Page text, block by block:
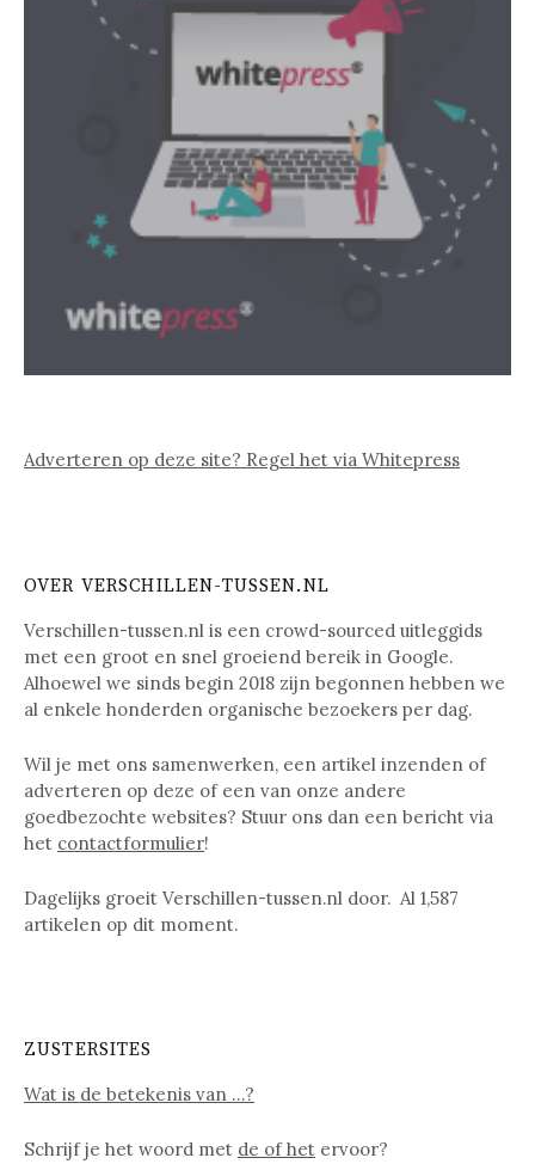
Adverteren op deze site? Regel het via Whitepress
OVER VERSCHILLEN-TUSSEN.NL
Verschillen-tussen.nl is een crowd-sourced uitleggids
met een groot en snel groeiend bereik in Google.
Alhoewel we sinds begin 2018 zijn begonnen hebben we
al enkele honderden organische bezoekers per dag.
Wil je met ons samenwerken, een artikel inzenden of
adverteren op deze of een van onze andere
goedbezochte websites? Stuur ons dan een bericht via
het contactformulier!
Dagelijks groeit Verschillen-tussen.nl door. Al 1,587
artikelen op dit moment.
ZUSTERSITES
Wat is de betekenis van …?
Schrijf je het woord met de of het ervoor?